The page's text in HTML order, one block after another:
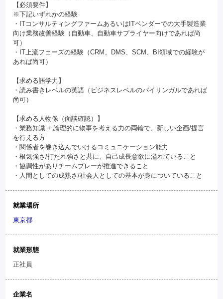
【必須要件】
※下記いずれかの経験
・ITコンサルティングファームあるいはITベンダーでの大手製造業
向け業務改善経験（自動車、自動車サプライヤー向けであれば尚
可）
・IT上流フェーズの経験（CRM、DMS、SCM、BI領域での経験が
あれば尚可）
【求める語学力】
・読み書きレベルの英語（ビジネスレベルのバイリンガルであれば
尚可）
【求める人物像（面談確認）】
・業務知識 + 論理的に物事を考える力の両輪で、新しい企画/提言
を行える方
・関係者を巻き込んでいけるコミュニケーション能力
・根気強さ/打たれ強さと共に、自己成長意欲に溢れていること
・協調性がありチームプレーが推進できること
・人間としての成熟さ/社会人としての基本が身についていること
就業場所
東京都
就業形態
正社員
企業名